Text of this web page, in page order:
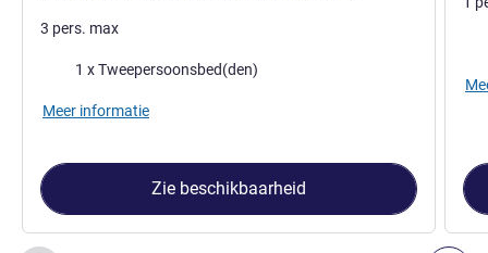
3 pers. max
Beddengoed
1 x Tweepersoonsbed(den)
Meer informatie
Zie beschikbaarheid